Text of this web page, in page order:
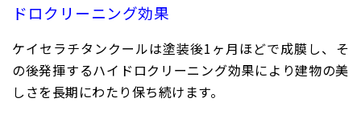
ドロクリーニング効果
ケイセラチタンクールは塗装後1ヶ月ほどで成膜し、そ
の後発揮するハイドロクリーニング効果により建物の美
しさを長期にわたり保ち続けます。